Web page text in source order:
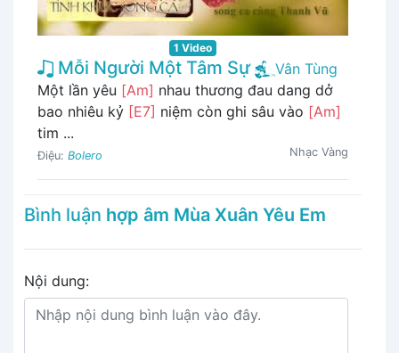
1 Video
Mỗi Người Một Tâm Sự
Vân Tùng
Một lần yêu [Am] nhau thương đau dang dở
bao nhiêu kỷ [E7] niệm còn ghi sâu vào [Am]
tim ...
Điệu: Bolero Nhạc Vàng
Bình luận hợp âm Mùa Xuân Yêu Em
Nội dung: